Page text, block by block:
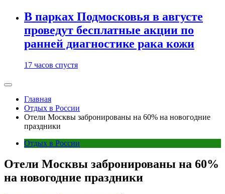
В парках Подмосковья в августе
проведут бесплатные акции по
ранней диагностике рака кожи
17 часов спустя
Главная
Отдых в России
Отели Москвы забронированы на 60% на новогодние
праздники
Отдых в России
Отели Москвы забронированы на 60%
на новогодние праздники